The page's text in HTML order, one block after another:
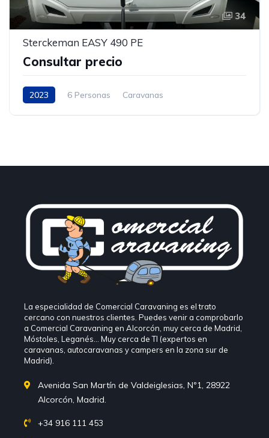
34
Sterckeman EASY 490 PE
Consultar precio
2023 6 Personas Caravanas
La especialidad de Comercial Caravaning es el trato
cercano con nuestros clientes. Puedes venir a comprobarlo
a Comercial Caravaning en Alcorcón, muy cerca de Madrid,
Móstoles, Leganés… Muy cerca de TI (expertos en
caravanas, autocaravanas y campers en la zona sur de
Madrid).
Avenida San Martín de Valdeiglesias, Nº1, 28922
Alcorcón, Madrid.
+34 916 111 453